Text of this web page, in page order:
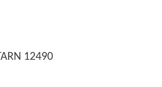
12490